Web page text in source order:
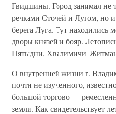
Гвидшины. Город занимал не
речками Сточей и Лугом, но и
берега Луга. Тут находились
дворы князей и бояр.
Пятыдни, Хвалимичи,
О внутренней жизни г.
почти не изученного,
большой торгово —
земли. Как свидетельствует